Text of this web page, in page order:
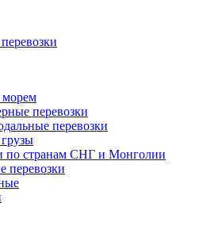
морем
перевозки
перевозки
по странам СНГ и Монголии
перевозки